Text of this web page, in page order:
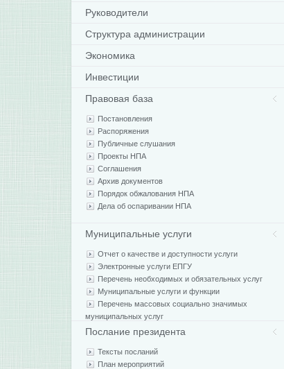
Руководители
Структура администрации
Экономика
Инвестиции
Правовая база
Постановления
Распоряжения
Публичные слушания
Проекты НПА
Соглашения
Архив документов
Порядок обжалования НПА
Дела об оспаривании НПА
Муниципальные услуги
Отчет о качестве и доступности услуги
Электронные услуги ЕПГУ
Перечень необходимых и обязательных услуг
Муниципальные услуги и функции
Перечень массовых социально значимых
муниципальных услуг
Послание президента
Тексты посланий
План мероприятий